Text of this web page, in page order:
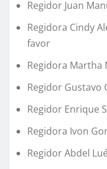
Regidor Juan
Regidora Cindy
favor
Regidora Martha
Regidor Gustavo
Regidor Enrique
Regidora Ivon
Regidor Abdel